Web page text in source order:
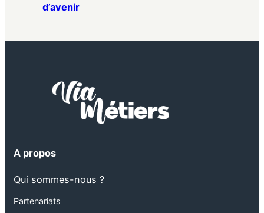
d’avenir
A propos
Qui sommes-nous ?
Partenariats